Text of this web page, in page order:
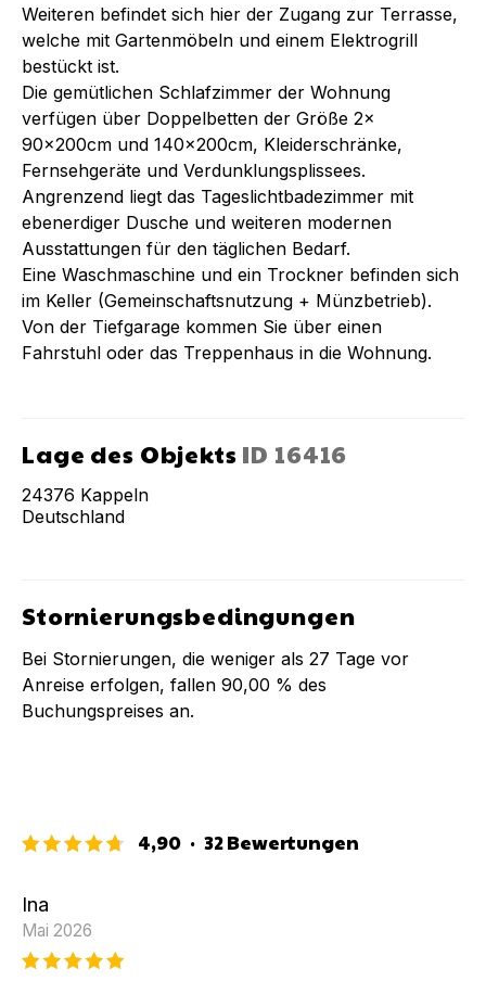
Weiteren befindet sich hier der Zugang zur Terrasse,
welche mit Gartenmöbeln und einem Elektrogrill
bestückt ist.
Die gemütlichen Schlafzimmer der Wohnung
verfügen über Doppelbetten der Größe 2x
90x200cm und 140x200cm, Kleiderschränke,
Fernsehgeräte und Verdunklungsplissees.
Angrenzend liegt das Tageslichtbadezimmer mit
ebenerdiger Dusche und weiteren modernen
Ausstattungen für den täglichen Bedarf.
Eine Waschmaschine und ein Trockner befinden sich
im Keller (Gemeinschaftsnutzung + Münzbetrieb).
Von der Tiefgarage kommen Sie über einen
Fahrstuhl oder das Treppenhaus in die Wohnung.
Lage des Objekts ID 16416
24376 Kappeln
Deutschland
Stornierungsbedingungen
Bei Stornierungen, die weniger als 27 Tage vor
Anreise erfolgen, fallen 90,00 % des
Buchungspreises an.
4,90 · 32Bewertungen
Ina
Mai 2026